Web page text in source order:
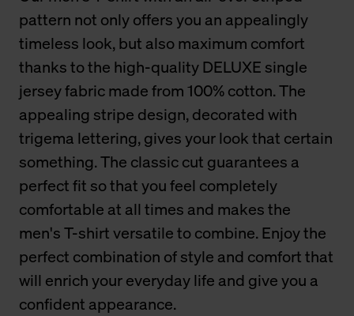
pattern not only offers you an appealingly
timeless look, but also maximum comfort
thanks to the high-quality DELUXE single
jersey fabric made from 100% cotton. The
appealing stripe design, decorated with
trigema lettering, gives your look that certain
something. The classic cut guarantees a
perfect fit so that you feel completely
comfortable at all times and makes the
men's T-shirt versatile to combine. Enjoy the
perfect combination of style and comfort that
will enrich your everyday life and give you a
confident appearance.